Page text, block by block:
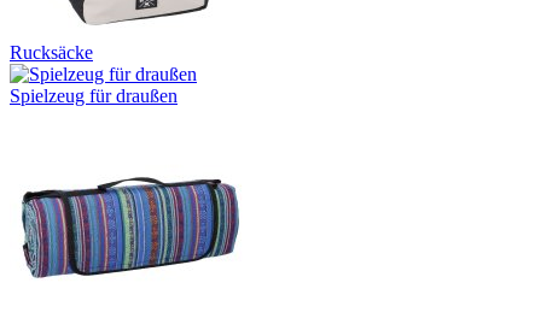
Rucksäcke
Spielzeug für draußen